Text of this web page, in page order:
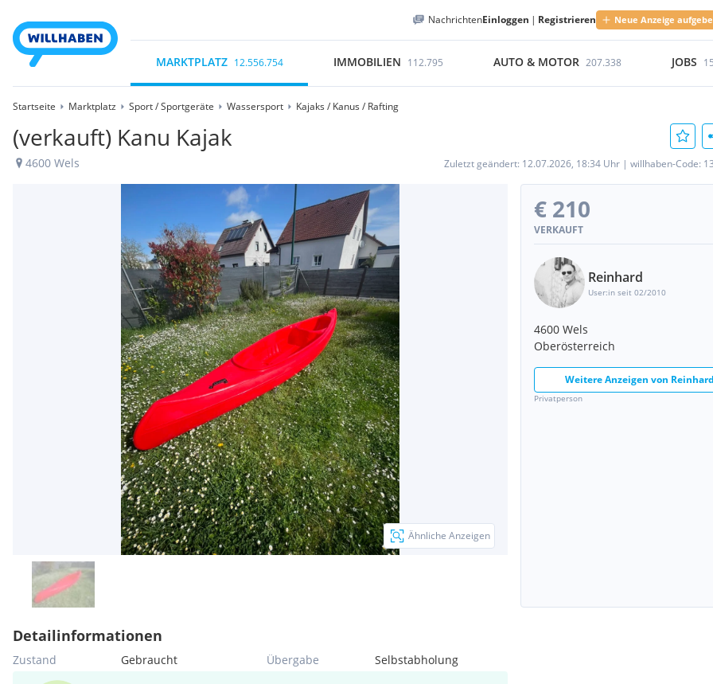
NachrichtenEinloggen | Registrieren Neue Anzeige
MARKTPLATZ 12.556.754 IMMOBILIEN 112.795 AUTO & MOTOR 207.338 JOBS
Startseite Marktplatz Sport / Sportgeräte Wassersport Kajaks / Kanus / Rafting
(verkauft) Kanu Kajak
4600 Wels Zuletzt geändert: 12.07.2026, 18:34 Uhr | willhaben-Code:
Ähnliche Anzeigen
€ 210
VERKAUFT
Reinhard
User:in seit 02/2010
4600 Wels
Oberösterreich
Weitere Anzeigen von
Privatperson
Detailinformationen
Zustand Gebraucht Übergabe Selbstabholung